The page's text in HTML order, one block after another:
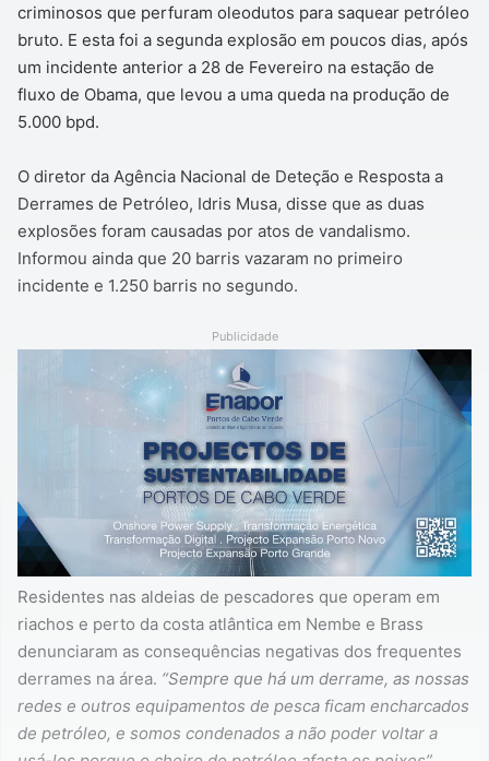
criminosos que perfuram oleodutos para saquear petróleo
bruto. E esta foi a segunda explosão em poucos dias, após
um incidente anterior a 28 de Fevereiro na estação de
fluxo de Obama, que levou a uma queda na produção de
5.000 bpd.
O diretor da Agência Nacional de Deteção e Resposta a
Derrames de Petróleo, Idris Musa, disse que as duas
explosões foram causadas por atos de vandalismo.
Informou ainda que 20 barris vazaram no primeiro
incidente e 1.250 barris no segundo.
Publicidade
Residentes nas aldeias de pescadores que operam em
riachos e perto da costa atlântica em Nembe e Brass
denunciaram as consequências negativas dos frequentes
derrames na área. “Sempre que há um derrame, as nossas
redes e outros equipamentos de pesca ficam encharcados
de petróleo, e somos condenados a não poder voltar a